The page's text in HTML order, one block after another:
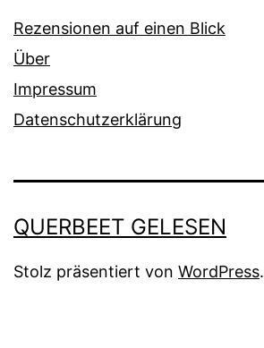
Rezensionen auf einen Blick
Über
Impressum
Datenschutzerklärung
QUERBEET GELESEN
Stolz präsentiert von WordPress.